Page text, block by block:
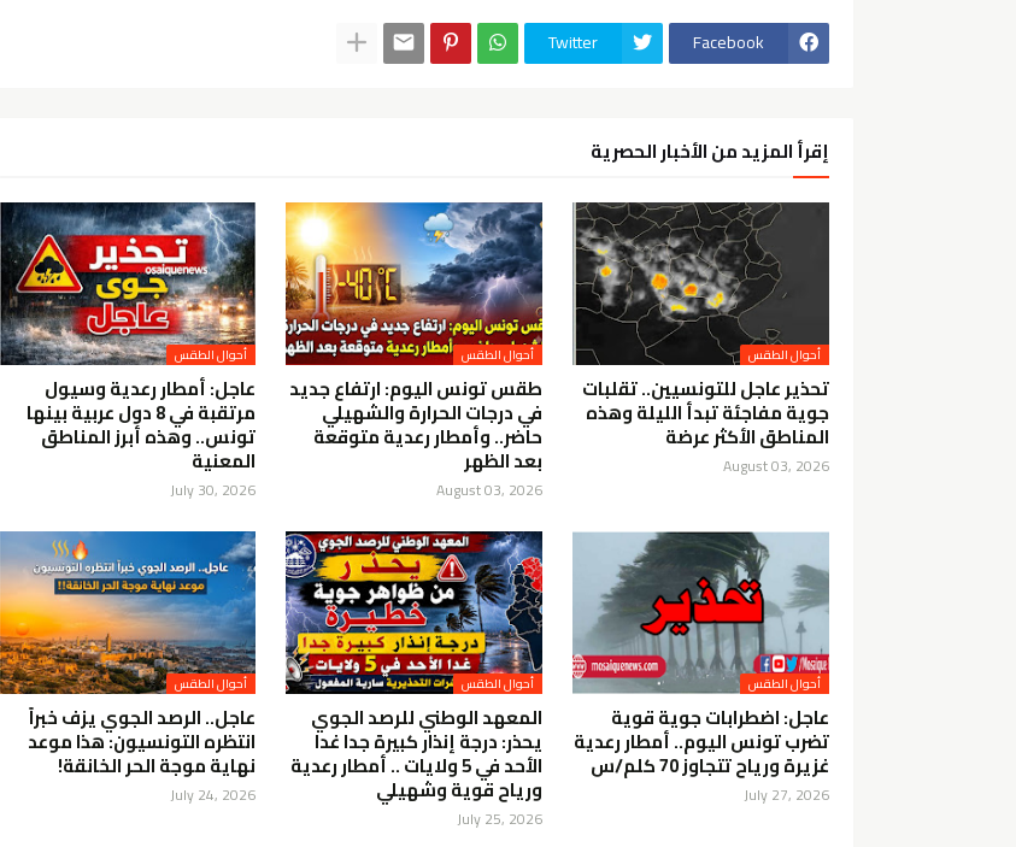
Facebook
Twitter
إقرأ المزيد من الأخبار الحصرية
أحوال الطقس
تحذير عاجل للتونسيين.. تقلبات
جوية مفاجئة تبدأ الليلة وهذه
المناطق الأكثر عرضة
August 03, 2026
أحوال الطقس
طقس تونس اليوم: ارتفاع جديد
في درجات الحرارة والشهيلي
حاضر.. وأمطار رعدية متوقعة
بعد الظهر
August 03, 2026
أحوال الطقس
عاجل: أمطار رعدية وسيول
مرتقبة في 8 دول عربية بينها
تونس.. وهذه أبرز المناطق
المعنية
July 30, 2026
أحوال الطقس
عاجل: اضطرابات جوية قوية
تضرب تونس اليوم.. أمطار رعدية
غزيرة ورياح تتجاوز 70 كلم/س
July 27, 2026
أحوال الطقس
المعهد الوطني للرصد الجوي
يحذر: درجة إنذار كبيرة جدا غدا
الأحد في 5 ولايات .. أمطار رعدية
ورياح قوية وشهيلي
July 25, 2026
أحوال الطقس
عاجل.. الرصد الجوي يزف خبراً
انتظره التونسيون: هذا موعد
نهاية موجة الحر الخانقة!
July 24, 2026